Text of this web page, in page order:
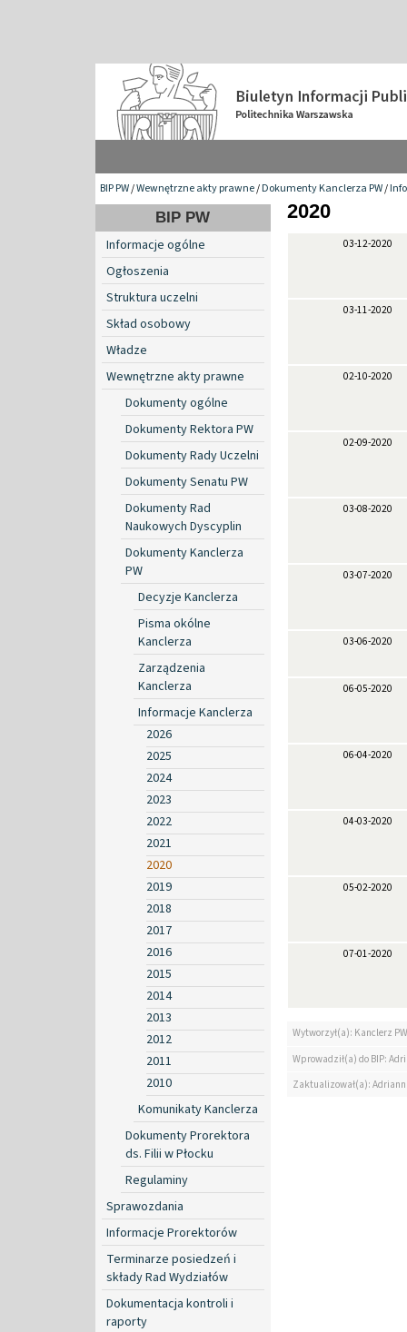
BIP PW/Wewnętrzne akty prawne/Dokumenty Kanclerza PW/
BIP PW
Informacje ogólne
Ogłoszenia
Struktura uczelni
Skład osobowy
Władze
Wewnętrzne akty prawne
Dokumenty ogólne
Dokumenty Rektora PW
Dokumenty Rady Uczelni
Dokumenty Senatu PW
Dokumenty Rad
Naukowych Dyscyplin
Dokumenty Kanclerza
PW
Decyzje Kanclerza
Pisma okólne
Kanclerza
Zarządzenia
Kanclerza
Informacje Kanclerza
2026
2025
2024
2023
2022
2021
2020
2019
2018
2017
2016
2015
2014
2013
2012
2011
2010
Komunikaty Kanclerza
Dokumenty Prorektora
ds. Filii w Płocku
Regulaminy
Sprawozdania
Informacje Prorektorów
Terminarze posiedzeń i
składy Rad Wydziałów
Dokumentacja kontroli i
raporty
2020
03-12-2020
03-11-2020
02-10-2020
02-09-2020
03-08-2020
03-07-2020
03-06-2020
06-05-2020
06-04-2020
04-03-2020
05-02-2020
07-01-2020
Wytworzył(a): Kanclerz PW
Wprowadził(a) do BIP:
Zaktualizował(a):